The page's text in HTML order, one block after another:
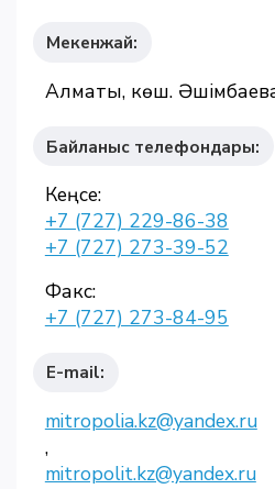
Мекенжай:
Алматы, көш.
Байланыс телефондары:
Кеңсе:
+7 (727) 229-86-38
+7 (727) 273-39-52
Факс:
+7 (727) 273-84-95
E-mail:
mitropolia.kz@yandex.ru
,
mitropolit.kz@yandex.ru